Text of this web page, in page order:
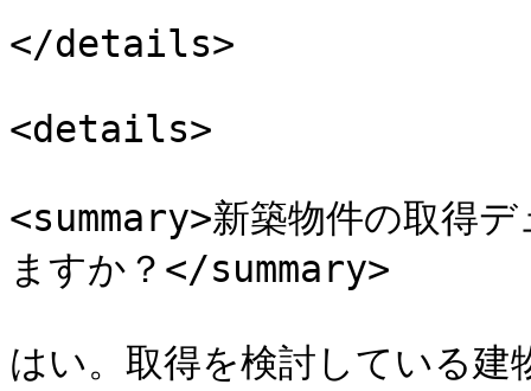
</details>
<details>
<summary>新築物件の取得
ますか？</summary>
はい。取得を検討している